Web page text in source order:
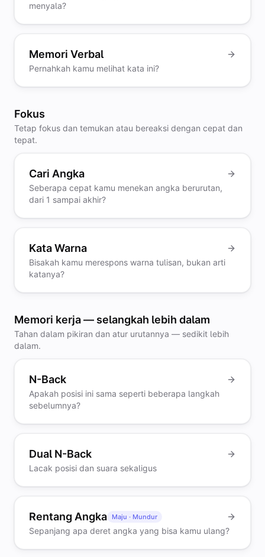
menyala?
Memori Verbal
Pernahkah kamu melihat kata ini?
Fokus
Tetap fokus dan temukan atau bereaksi dengan cepat dan
tepat.
Cari Angka
Seberapa cepat kamu menekan angka berurutan,
dari 1 sampai akhir?
Kata Warna
Bisakah kamu merespons warna tulisan, bukan arti
katanya?
Memori kerja — selangkah lebih dalam
Tahan dalam pikiran dan atur urutannya — sedikit lebih
dalam.
N-Back
Apakah posisi ini sama seperti beberapa langkah
sebelumnya?
Dual N-Back
Lacak posisi dan suara sekaligus
Rentang Angka Maju · Mundur
Sepanjang apa deret angka yang bisa kamu ulang?